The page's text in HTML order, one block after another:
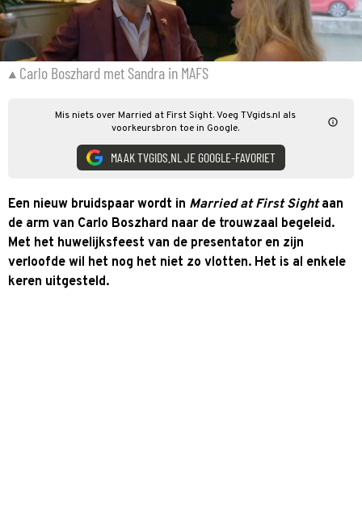
Carlo Boszhard met Sandra in MAFS
Mis niets over Married at First Sight. Voeg TVgids.nl als
voorkeursbron toe in Google.
MAAK TVGIDS.NL JE GOOGLE-FAVORIET
Een nieuw bruidspaar wordt in Married at First Sightaan
de arm van Carlo Boszhard naar de trouwzaal begeleid.
Met het huwelijksfeest van de presentator en zijn
verloofde wil het nog het niet zo vlotten. Het is al enkele
keren uitgesteld.